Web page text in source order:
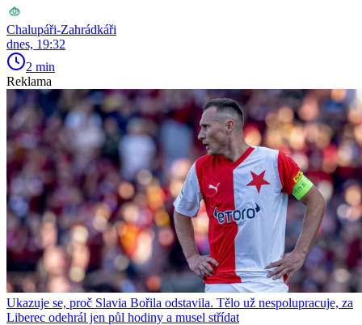
Chalupáři-Zahrádkáři
dnes, 19:32
2 min
Reklama
Ukazuje se, proč Slavia Bořila odstavila. Tělo už nespolupracuje, za
Liberec odehrál jen půl hodiny a musel střídat